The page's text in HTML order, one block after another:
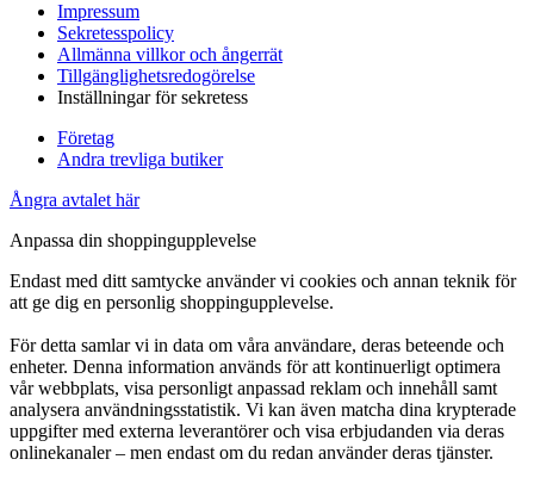
Impressum
Sekretesspolicy
Allmänna villkor och ångerrät
Tillgänglighetsredogörelse
Inställningar för sekretess
Företag
Andra trevliga butiker
Ångra avtalet här
Anpassa din shoppingupplevelse
Endast med ditt samtycke använder vi cookies och annan teknik för
att ge dig en personlig shoppingupplevelse.
För detta samlar vi in data om våra användare, deras beteende och
enheter. Denna information används för att kontinuerligt optimera
vår webbplats, visa personligt anpassad reklam och innehåll samt
analysera användningsstatistik. Vi kan även matcha dina krypterade
uppgifter med externa leverantörer och visa erbjudanden via deras
onlinekanaler – men endast om du redan använder deras tjänster.